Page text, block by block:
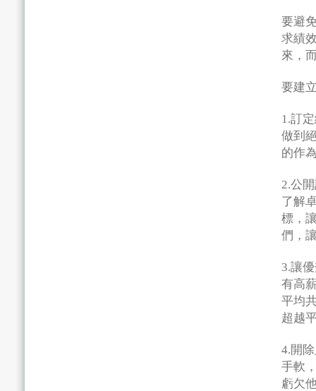
要避
求績
來，
要建
1.訂
做到
的作
2.公
了解
標，
們，
3.讓
有高
平均
超越
4.開
手軟
虧欠